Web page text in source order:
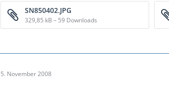
SN850402.JPG
329,85 kB – 59 Downloads
5. November 2008